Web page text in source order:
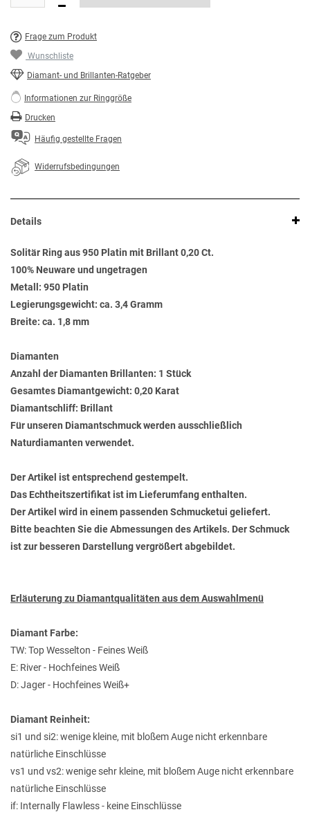
Frage zum Produkt
Wunschliste
Diamant- und Brillanten-Ratgeber
Informationen zur Ringgröße
Drucken
Häufig gestellte Fragen
Widerrufsbedingungen
Details
Solitär Ring aus 950 Platin mit Brillant 0,20 Ct.
100% Neuware und ungetragen
Metall: 950 Platin
Legierungsgewicht: ca. 3,4 Gramm
Breite: ca. 1,8 mm
Diamanten
Anzahl der Diamanten Brillanten: 1 Stück
Gesamtes Diamantgewicht: 0,20 Karat
Diamantschliff: Brillant
Für unseren Diamantschmuck werden ausschließlich
Naturdiamanten verwendet.
Der Artikel ist entsprechend gestempelt.
Das Echtheitszertifikat ist im Lieferumfang enthalten.
Der Artikel wird in einem passenden Schmucketui geliefert.
Bitte beachten Sie die Abmessungen des Artikels. Der Schmuck
ist zur besseren Darstellung vergrößert abgebildet.
Erläuterung zu Diamantqualitäten aus dem Auswahlmenü
Diamant Farbe:
TW: Top Wesselton - Feines Weiß
E: River - Hochfeines Weiß
D: Jager - Hochfeines Weiß+
Diamant Reinheit:
si1 und si2: wenige kleine, mit bloßem Auge nicht erkennbare
natürliche Einschlüsse
vs1 und vs2: wenige sehr kleine, mit bloßem Auge nicht erkennbare
natürliche Einschlüsse
if: Internally Flawless - keine Einschlüsse